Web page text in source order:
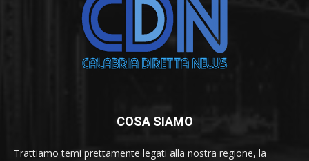
COSA SIAMO
Trattiamo temi prettamente legati alla nostra regione, la